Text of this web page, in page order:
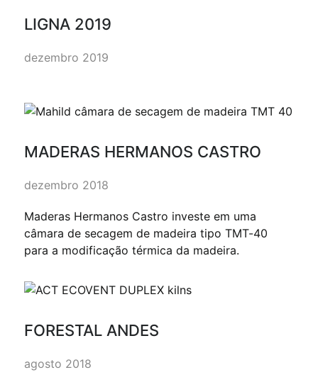
LIGNA 2019
dezembro 2019
MADERAS HERMANOS CASTRO
dezembro 2018
Maderas Hermanos Castro investe em uma
câmara de secagem de madeira tipo TMT-40
para a modificação térmica da madeira.
FORESTAL ANDES
agosto 2018